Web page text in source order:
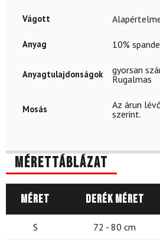
Vágott
Anyag 10%
Anyagtulajdonságok gyorsan
Rugalmas
Mosás
Az árun
szerint.
Mérettáblázat
Méret Derék méret
S 72 - 80 cm